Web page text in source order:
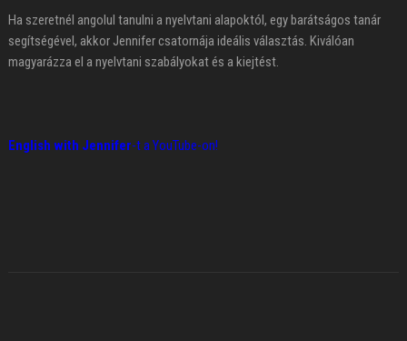
Ha szeretnél angolul tanulni a nyelvtani alapoktól, egy barátságos tanár
segítségével, akkor Jennifer csatornája ideális választás. Kiválóan
magyarázza el a nyelvtani szabályokat és a kiejtést.
English with Jennifer-t a YouTube-on!